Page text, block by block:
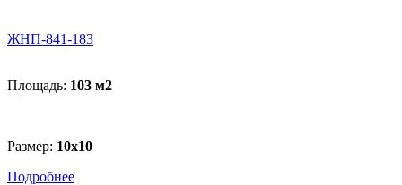
ЖНП-841-183
Площадь: 103 м2
Размер: 10х10
Подробнее